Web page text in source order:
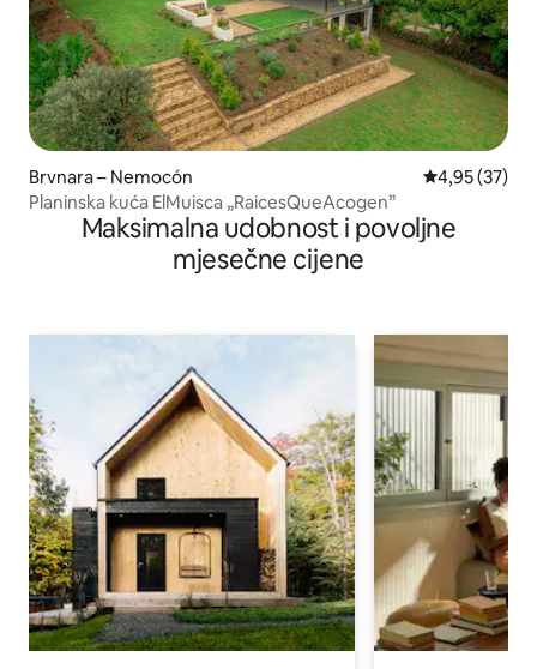
Brvnara – Nemocón Prosječna
4,95 (37)
Planinska kuća ElMuisca „RaicesQueAcogen”
Maksimalna udobnost i povoljne
mjesečne cijene